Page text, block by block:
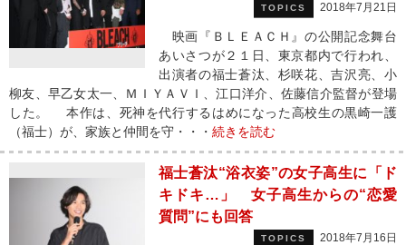
TOPICS 2018年7月21日
映画『ＢＬＥＡＣＨ』の公開記念舞台
あいさつが２１日、東京都内で行われ、
出演者の福士蒼汰、杉咲花、吉沢亮、小
柳友、早乙女太一、ＭＩＹＡＶＩ、江口洋介、佐藤信介監督が登場
した。 本作は、死神を代行するはめになった高校生の黒崎一護
（福士）が、家族と仲間を守・・・ 続きを読む
福士蒼汰“浴衣姿”の女子高生に「ド
キドキ…」 女子高生からの“恋愛
質問”にも回答
TOPICS 2018年7月16日